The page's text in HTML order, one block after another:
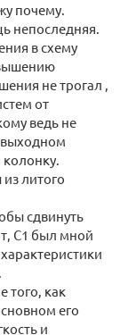
почему.
непоследняя.
в схему
не трогал ,
от
ведь не
выходном
колонку.
литого
сдвинуть
С1 был мной
того, как
его
и